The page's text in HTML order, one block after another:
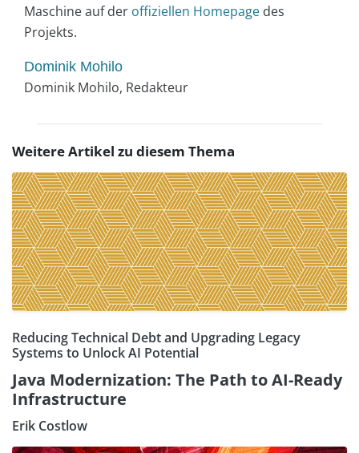
Maschine auf der offiziellen Homepage des
Projekts.
Dominik Mohilo
Dominik Mohilo, Redakteur
Weitere Artikel zu diesem Thema
Reducing Technical Debt and Upgrading Legacy
Systems to Unlock AI Potential
Java Modernization: The Path to AI-Ready
Infrastructure
Erik Costlow